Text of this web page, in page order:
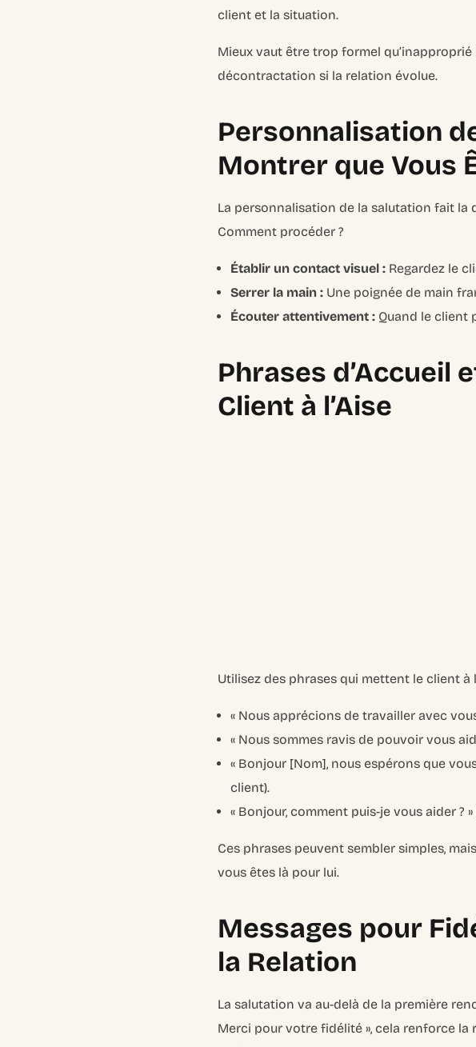
client et la situation.
Mieux vaut être trop formel
décontractation si la relation évolue.
Personnalisation
Montrer que Vous
La personnalisation de la salutation fait la
Comment procéder ?
Établir un contact visuel : Regardez le
Serrer la main : Une poignée de main
Écouter attentivement : Quand le client
Phrases d’Accueil
Client à l’Aise
Utilisez des phrases qui mettent le client à
« Nous apprécions de travailler avec
« Nous sommes ravis de pouvoir vous
« Bonjour [Nom], nous espérons que
client).
« Bonjour, comment puis-je vous aider ?
Ces phrases peuvent sembler simples,
vous êtes là pour lui.
Messages pour
la Relation
La salutation va au-delà de la première
Merci pour votre fidélité », cela renforce